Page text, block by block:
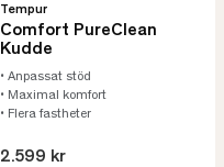
Tempur
Comfort PureClean
Kudde
• Anpassat stöd
• Maximal komfort
• Flera fastheter
2.599 kr